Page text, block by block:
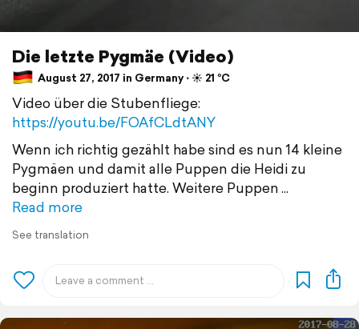
Die letzte Pygmäe (Video)
August 27, 2017 in Germany ⋅ ☀️ 21 °C
Video über die Stubenfliege:
https://youtu.be/FOAfCLdtANY
Wenn ich richtig gezählt habe sind es nun 14 kleine
Pygmäen und damit alle Puppen die Heidi zu
beginn produziert hatte. Weitere Puppen
Read more
See translation